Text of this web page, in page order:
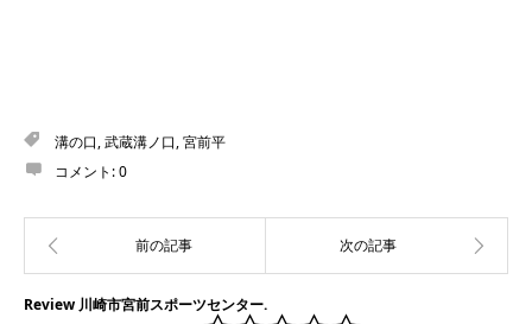
溝の口,武蔵溝ノ口,宮前平
コメント:0
Review 川崎市宮前スポーツセンター.